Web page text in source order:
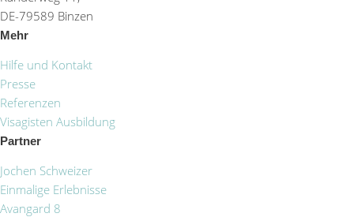
DE-79589 Binzen
Mehr
Hilfe und Kontakt
Presse
Referenzen
Visagisten Ausbildung
Partner
Jochen Schweizer
Einmalige Erlebnisse
Avangard 8